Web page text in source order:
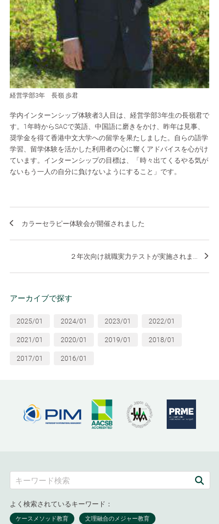
経営学部3年 長嶺 歩君
学内インターンシップ体験者3人目は、経営学部3年生の長嶺君で
す。1年時からSACで英語、中国語に磨きをかけ、昨年は見事、
奨学金を得て香港中文大学への留学を果たしました。自らの語学
学習、留学体験を活かした利用者の心に響くアドバイスを心がけ
ています。インターンシップの目標は、「時々出てくるやる気が
ないもう一人の自分に負けないようにすること」です。
カラーセラピー体験会が開催されました
２年次向け就職実力テストが実施されま...
アーカイブで探す
2025/01 2024/01 2023/01 2022/01
2021/01 2020/01 2019/01 2018/01
2017/01 2016/01
よく検索されているキーワード：